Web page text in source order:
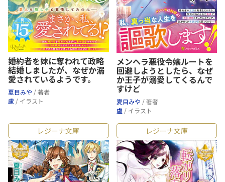
婚約者を妹に奪われて政略
結婚しましたが、なぜか溺
愛されているようです。
夏目みや / 著者
盧 / イラスト
メンヘラ悪役令嬢ルートを
回避しようとしたら、なぜ
か王子が溺愛してくるんで
すけど
夏目みや / 著者
盧 / イラスト
レジーナ文庫 レジーナ文庫